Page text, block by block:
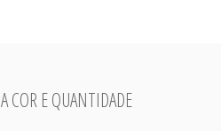
COR E QUANTIDADE